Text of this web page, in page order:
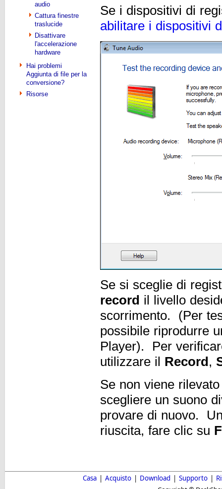
audio
Cattura finestre
traslucide
Disattivare
l'accelerazione
hardware
Hai problemi
Aggiunta di file per la
conversione?
Risorse
Se i dispositivi di
abilitare i dispositivi
Se si sceglie di
record il livello
scorrimento. (Per
possibile riprodurre
Player). Per
utilizzare il Record ,
Se non viene
scegliere un suono
provare di nuovo.
riuscita, fare clic su
Casa | Acquisto | Download | Supporto |